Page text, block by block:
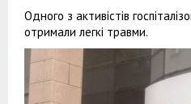
Одного з активістів
отримали легкі травми.